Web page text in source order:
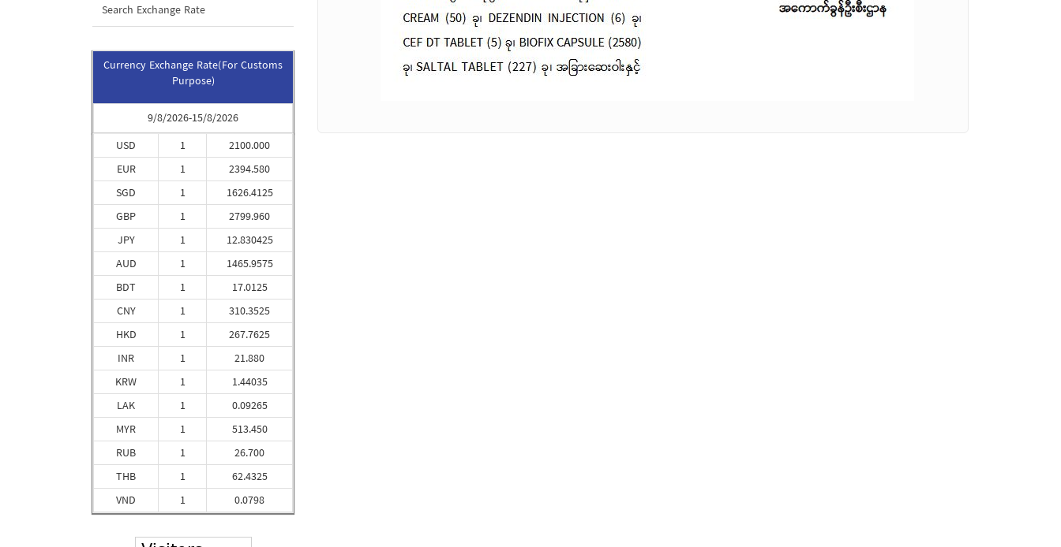
Search Exchange Rate
Currency Exchange Rate(For Customs
Purpose)
9/8/2026-15/8/2026
USD
EUR
SGD
GBP
JPY
AUD
BDT
CNY
HKD
INR
KRW
LAK
MYR
RUB
THB
VND
1
1
1
1
1
1
1
1
1
1
1
1
1
1
1
1
2100.000
2394.580
1626.4125
2799.960
12.830425
1465.9575
17.0125
310.3525
267.7625
21.880
1.44035
0.09265
513.450
26.700
62.4325
0.0798